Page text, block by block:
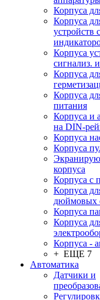
Корпуса
Корпуса
устройств с
Корпуса
сигнализ.
Корпуса
Корпуса
питания
Корпуса и
на DIN-
Корпуса
Корпуса
корпуса
Корпуса с
Корпуса
дюймовых
Корпуса
Корпуса
Корпуса -
+ ЕЩЕ 7
Автоматика
Датчики и